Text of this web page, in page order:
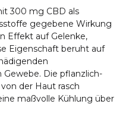
300 mg CBD als
gegebene Wirkung
Effekt auf Gelenke,
Eigenschaft beruht auf
Die pflanzlich-
der Haut rasch
maßvolle Kühlung über